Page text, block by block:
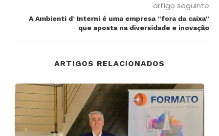
artigo seguinte
A Ambienti d’ Interni é uma empresa “fora da caixa”
que aposta na diversidade e inovação
ARTIGOS RELACIONADOS